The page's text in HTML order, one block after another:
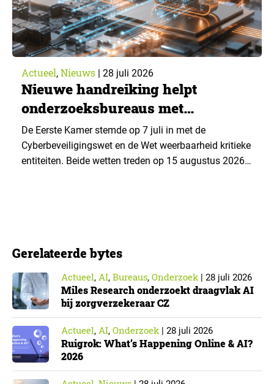
Actueel, Nieuws | 28 juli 2026
Nieuwe handreiking helpt
onderzoeksbureaus met
Cyberbeveiligingswet
De Eerste Kamer stemde op 7 juli in met de
Cyberbeveiligingswet en de Wet weerbaarheid kritieke
entiteiten. Beide wetten treden op 15 augustus 2026
onderzoeksorganisatie. De toepasselijkheid…
Gerelateerde bytes
Actueel, AI, Bureaus, Onderzoek| 28 juli 2026
Miles Research onderzoekt draagvlak AI
bij zorgverzekeraar CZ
Actueel, AI, Onderzoek| 28 juli 2026
Ruigrok: What’s Happening Online & AI?
2026